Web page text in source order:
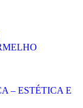
– ESTÉTICA E